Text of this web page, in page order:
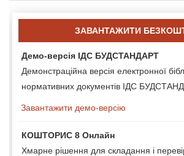
ЗАВАНТАЖИТИ
Демо-версія ІДС БУДСТАНДАРТ
Демонстраційна версія електронної
нормативних документів ІДС
Завантажити демо-версію
КОШТОРИС 8 Онлайн
Хмарне рішення для складання і